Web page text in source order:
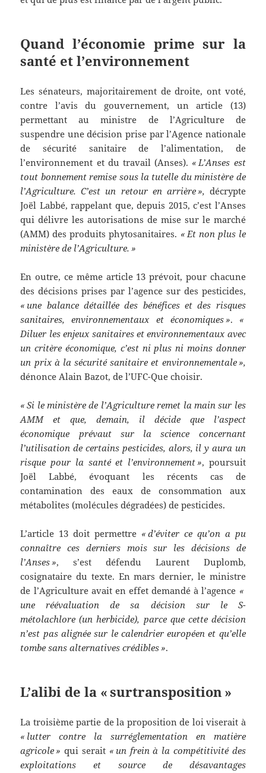
Quand l’économie prime sur la
santé et l’environnement
Les sénateurs, majoritairement de droite, ont voté,
contre l’avis du gouvernement, un article (13)
permettant au ministre de l’Agriculture de
suspendre une décision prise par l’Agence nationale
de sécurité sanitaire de l’alimentation, de
l’environnement et du travail (Anses). « L’Anses est
tout bonnement remise sous la tutelle du ministère de
l’Agriculture. C’est un retour en arrière », décrypte
Joël Labbé, rappelant que, depuis 2015, c’est l’Anses
qui délivre les autorisations de mise sur le marché
(AMM) des produits phytosanitaires. « Et non plus le
ministère de l’Agriculture. »
En outre, ce même article 13 prévoit, pour chacune
des décisions prises par l’agence sur des pesticides,
« une balance détaillée des bénéfices et des risques
sanitaires, environnementaux et économiques ». «
Diluer les enjeux sanitaires et environnementaux avec
un critère économique, c’est ni plus ni moins donner
un prix à la sécurité sanitaire et environnementale »,
dénonce Alain Bazot, de l’UFC-Que choisir.
« Si le ministère de l’Agriculture remet la main sur les
AMM et que, demain, il décide que l’aspect
économique prévaut sur la science concernant
l’utilisation de certains pesticides, alors, il y aura un
risque pour la santé et l’environnement », poursuit
Joël Labbé, évoquant les récents cas de
contamination des eaux de consommation aux
métabolites (molécules dégradées) de pesticides.
L’article 13 doit permettre « d’éviter ce qu’on a pu
connaître ces derniers mois sur les décisions de
l’Anses », s’est défendu Laurent Duplomb,
cosignataire du texte. En mars dernier, le ministre
de l’Agriculture avait en effet demandé à l’agence «
une réévaluation de sa décision sur le S-
métolachlore (un herbicide), parce que cette décision
n’est pas alignée sur le calendrier européen et qu’elle
tombe sans alternatives crédibles ».
L’alibi de la « surtransposition »
La troisième partie de la proposition de loi viserait à
« lutter contre la surréglementation en matière
agricole » qui serait « un frein à la compétitivité des
exploitations et source de désavantages